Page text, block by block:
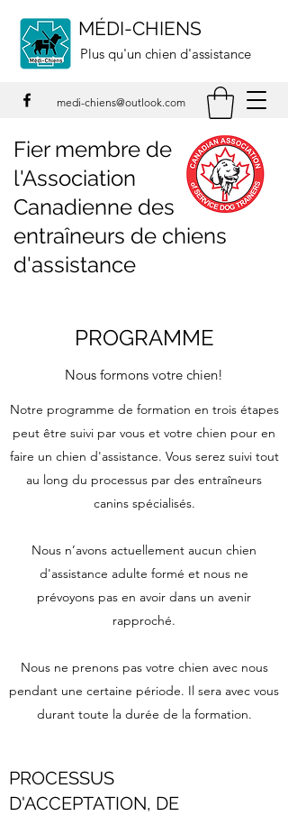
medi-chiens@outlook.com
Fier membre de
l'Association
Canadienne des
entraîneurs de chiens
d'assistance
MÉDI-CHIENS
Plus qu'un chien d'assistance
PROGRAMME
Nous formons votre chien!
Notre programme de formation en trois étapes
peut être suivi par vous et votre chien pour en
faire un chien d'assistance. Vous serez suivi tout
au long du processus par des entraîneurs
canins spécialisés.
Nous n’avons actuellement aucun chien
d'assistance adulte formé et nous ne
prévoyons pas en avoir dans un avenir
rapproché.
Nous ne prenons pas votre chien avec nous
pendant une certaine période. Il sera avec vous
durant toute la durée de la formation.
PROCESSUS
D'ACCEPTATION, DE